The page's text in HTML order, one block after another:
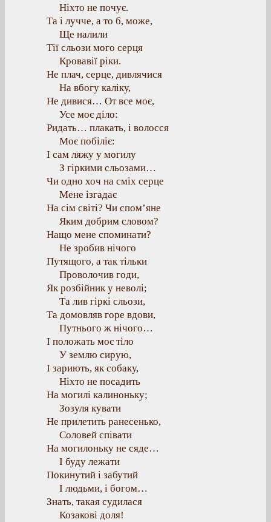
Ніхто не почує.
Та і лучче, а то б, може,
Ще налили
Тії сльози мого серця
Кровавії ріки.
Не плач, серце, дивлячися
На вбогу каліку,
Не дивися… От все моє,
Усе моє діло:
Ридать… плакать, і волосся
Моє побіліє:
І сам ляжу у могилу
З гіркими сльозами…
Чи одно хоч на сміх серце
Мене ізгадає
На сім світі? Чи спом’яне
Яким добрим словом?
Нащо мене споминати?
Не зробив нічого
Путящого, а так тільки
Проволочив годи,
Як розбійник у неволі;
Та лив гіркі сльози,
Та домовляв горе вдови,
Путнього ж нічого…
І положать моє тіло
У землю сирую,
І зариють, як собаку,
Ніхто не посадить
На могилі калиноньку;
Зозуля кувати
Не прилетить ранесенько,
Соловей співати
На могилоньку не сяде…
І буду лежати
Покинутий і забутий
І людьми, і богом…
Знать, такая судилася
Козакові доля!